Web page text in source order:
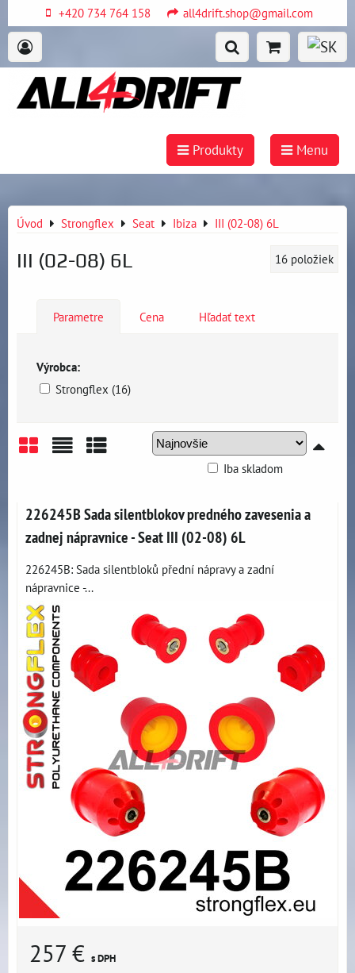
+420 734 764 158 all4drift.shop@gmail.com
Produkty Menu
Úvod Strongflex Seat Ibiza III (02-08) 6L
III (02-08) 6L 16 položiek
Parametre Cena Hľadať text
Výrobca:
Strongflex (16)
Iba skladom
226245B Sada silentblokov predného zavesenia a
zadnej nápravnice - Seat III (02-08) 6L
226245B: Sada silentbloků přední nápravy a zadní
nápravnice -...
257 € s DPH